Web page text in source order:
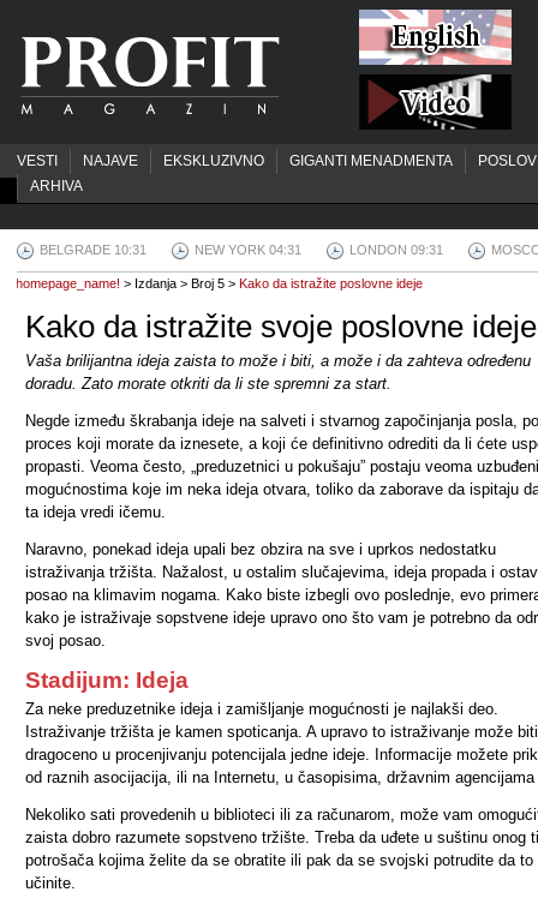
VESTI NAJAVE EKSKLUZIVNO GIGANTI MENADMENTA
ARHIVA
BELGRADE 10:31 NEW YORK 04:31 LONDON 09:31
homepage_name! > Izdanja > Broj 5 > Kako da istražite poslovne ideje
Kako da istražite svoje poslovne ideje
Vaša brilijantna ideja zaista to može i biti, a može i da zahteva određenu
doradu. Zato morate otkriti da li ste spremni za start.
Negde između škrabanja ideje na salveti i stvarnog započinjanja posla,
proces koji morate da iznesete, a koji će definitivno odrediti da li ćete
propasti. Veoma često, „preduzetnici u pokušaju” postaju veoma uzbuđeni
mogućnostima koje im neka ideja otvara, toliko da zaborave da ispitaju
ta ideja vredi ičemu.
Naravno, ponekad ideja upali bez obzira na sve i uprkos nedostatku
istraživanja tržišta. Nažalost, u ostalim slučajevima, ideja propada i
posao na klimavim nogama. Kako biste izbegli ovo poslednje, evo
kako je istraživaje sopstvene ideje upravo ono što vam je potrebno da
svoj posao.
Stadijum: Ideja
Za neke preduzetnike ideja i zamišljanje mogućnosti je najlakši deo.
Istraživanje tržišta je kamen spoticanja. A upravo to istraživanje može biti
dragoceno u procenjivanju potencijala jedne ideje. Informacije možete
od raznih asocijacija, ili na Internetu, u časopisima, državnim
Nekoliko sati provedenih u biblioteci ili za računarom, može vam
zaista dobro razumete sopstveno tržište. Treba da uđete u suštinu onog
potrošača kojima želite da se obratite ili pak da se svojski potrudite da to
učinite.